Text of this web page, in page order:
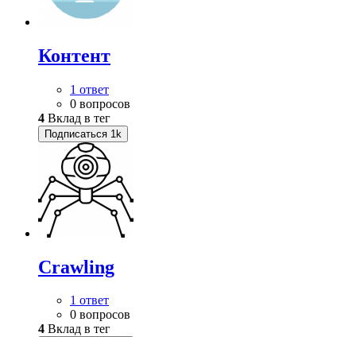
Контент
1 ответ
0 вопросов
4 Вклад в тег
Подписаться 1k
Crawling
1 ответ
0 вопросов
4 Вклад в тег